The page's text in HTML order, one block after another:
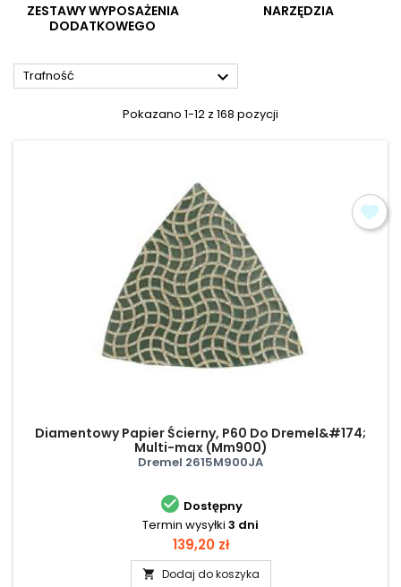
ZESTAWY WYPOSAŻENIA
DODATKOWEGO
NARZĘDZIA
Trafność 
Pokazano 1-12 z 168 pozycji
Diamentowy Papier Ścierny, P60 Do Dremel&#174;
Multi-max (Mm900)
Dremel 2615M900JA
 Dostępny
Termin wysyłki 3 dni
Cena
139,20 zł
 Dodaj do koszyka